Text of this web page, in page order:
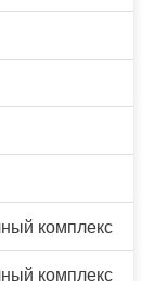
комплекс
комплекс